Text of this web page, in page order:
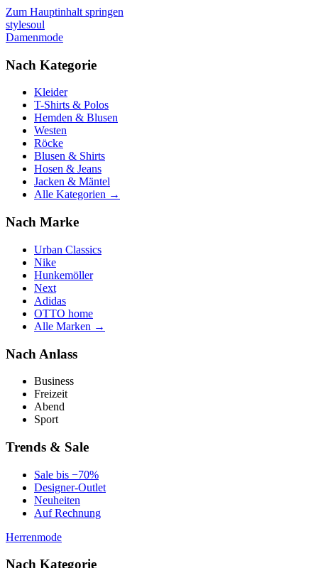
Zum Hauptinhalt springen
stylesoul
Damenmode
Nach Kategorie
Kleider
T-Shirts & Polos
Hemden & Blusen
Westen
Röcke
Blusen & Shirts
Hosen & Jeans
Jacken & Mäntel
Alle Kategorien →
Nach Marke
Urban Classics
Nike
Hunkemöller
Next
Adidas
OTTO home
Alle Marken →
Nach Anlass
Business
Freizeit
Abend
Sport
Trends & Sale
Sale bis −70%
Designer-Outlet
Neuheiten
Auf Rechnung
Herrenmode
Nach Kategorie